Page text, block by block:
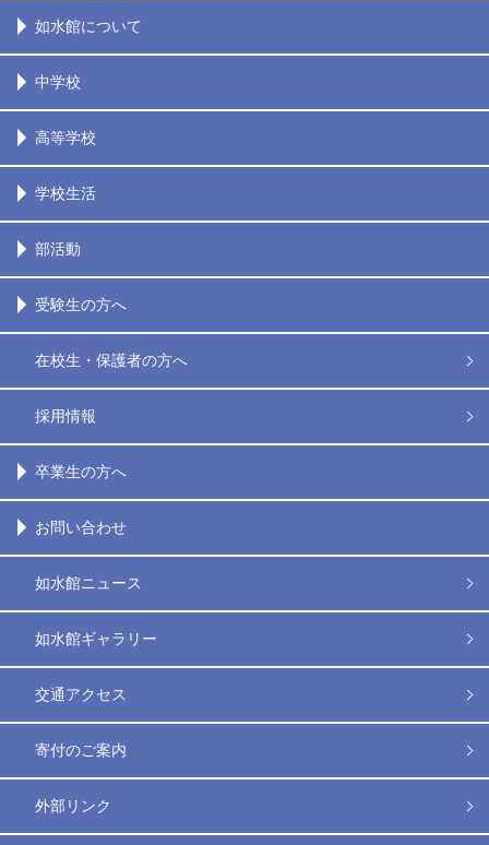
如水館について
中学校
高等学校
学校生活
部活動
受験生の方へ
在校生・保護者の方へ
採用情報
卒業生の方へ
お問い合わせ
如水館ニュース
如水館ギャラリー
交通アクセス
寄付のご案内
外部リンク